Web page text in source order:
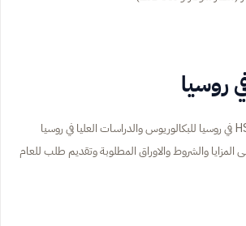
سجل في منحة جامعة HSE في روسيا للبكالوريوس والدراسات العليا في روسيا
والشروط والاوراق المطلوبة وتقديم طلب للعام